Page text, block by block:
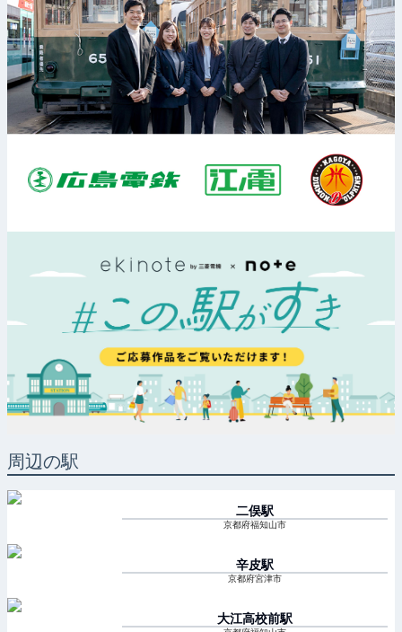
周辺の駅
二俣駅
京都府福知山市
辛皮駅
京都府宮津市
大江高校前駅